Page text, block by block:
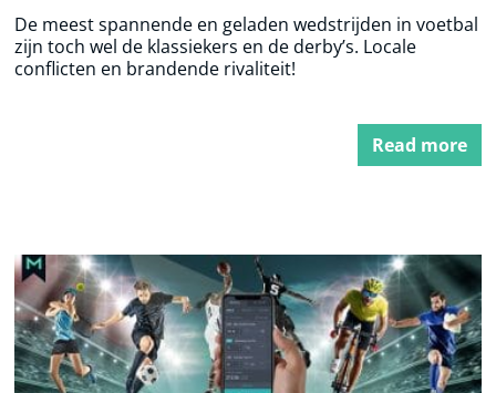
De meest spannende en geladen wedstrijden in voetbal
zijn toch wel de klassiekers en de derby’s. Locale
conflicten en brandende rivaliteit!
Read more